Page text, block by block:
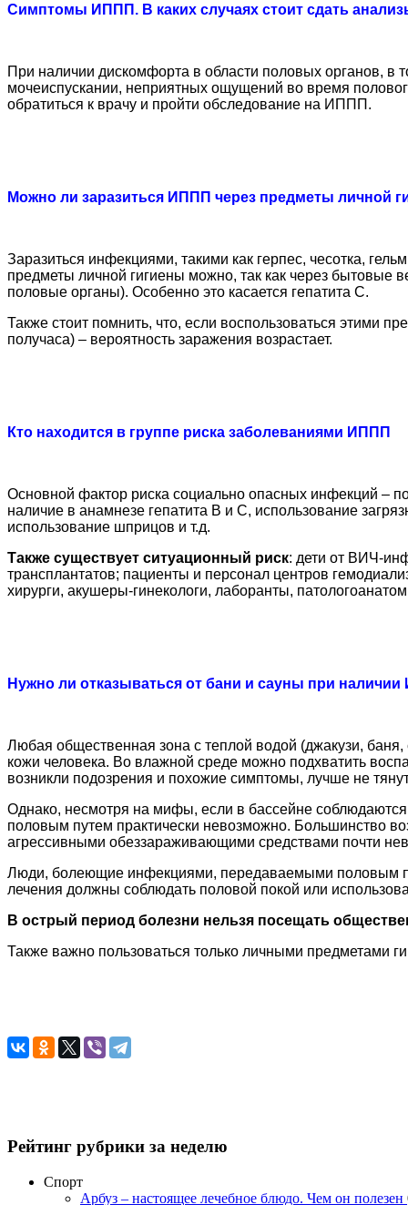
Симптомы ИППП. В каких случаях стоит сдать
При наличии дискомфорта в области половых органов, в
мочеиспускании, неприятных ощущений во время
обратиться к врачу и пройти обследование на ИППП.
Можно ли заразиться ИППП через предметы личной
Заразиться инфекциями, такими как герпес, чесотка,
предметы личной гигиены можно, так как через бытовые
половые органы). Особенно это касается гепатита С.
Также стоит помнить, что, если воспользоваться этими
получаса) – вероятность заражения возрастает.
Кто находится в группе риска заболеваниями ИППП
Основной фактор риска социально опасных инфекций –
наличие в анамнезе гепатита B и C, использование
использование шприцов и т.д.
Также существует ситуационный риск: дети от ВИЧ-
трансплантатов; пациенты и персонал центров
хирурги, акушеры-гинекологи, лаборанты,
Нужно ли отказываться от бани и сауны при
Любая общественная зона с теплой водой (джакузи,
кожи человека. Во влажной среде можно подхватить
возникли подозрения и похожие симптомы, лучше не
Однако, несмотря на мифы, если в бассейне
половым путем практически невозможно. Большинство
агрессивными обеззараживающими средствами почти
Люди, болеющие инфекциями, передаваемыми половым
лечения должны соблюдать половой покой или
В острый период болезни нельзя посещать
Также важно пользоваться только личными предметами
Рейтинг рубрики за неделю
Спорт
Арбуз – настоящее лечебное блюдо. Чем он полезен